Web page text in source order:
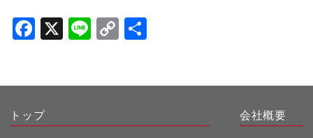
F
b
X
Li
C
トップ 会社概要